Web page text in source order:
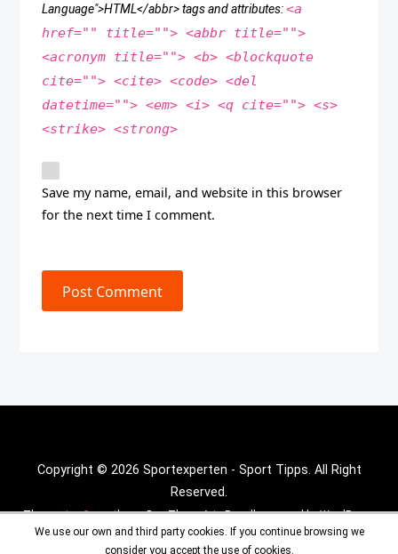
Language">HTML</abbr> tags and attributes:<a
href="" title=""> <abbr title="">
<acronym title=""> <b> <blockquote
cite=""> <cite> <code> <del
datetime=""> <em> <i> <q cite=""> <s>
<strike> <strong>
Save my name, email, and website in this browser
for the next time I comment.
Post Comment
Copyright © 2026 Sportexperten - Sport Tipps. All Right
Reserved.
Theme :Inx Gametheme By aThemeArt - Proudly powered by WordPress.
We use our own and third party cookies. If you continue browsing we
consider you accept the use of cookies.